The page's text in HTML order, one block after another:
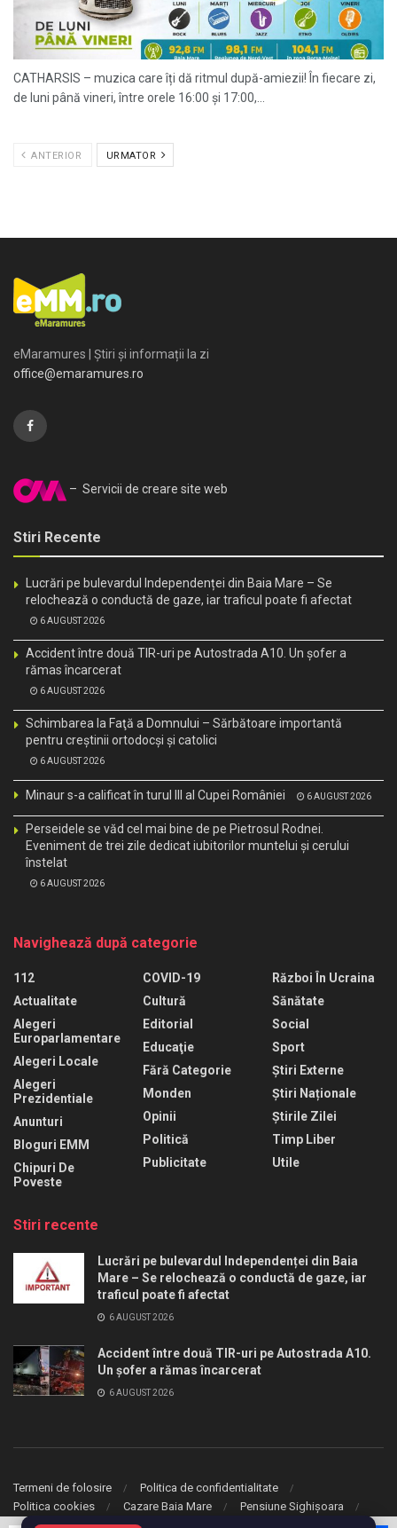
CATHARSIS – muzica care îți dă ritmul după-amiezii! În fiecare zi,
de luni până vineri, între orele 16:00 și 17:00,...
ANTERIOR URMATOR
eMaramures | Știri și informații la zi
office@emaramures.ro
– Servicii de creare site web
Stiri Recente
Lucrări pe bulevardul Independenței din Baia Mare – Se
relochează o conductă de gaze, iar traficul poate fi afectat
6 AUGUST 2026
Accident între două TIR-uri pe Autostrada A10. Un șofer a
rămas încarcerat
6 AUGUST 2026
Schimbarea la Faţă a Domnului – Sărbătoare importantă
pentru creştinii ortodocşi şi catolici
6 AUGUST 2026
Minaur s-a calificat în turul III al Cupei României 6 AUGUST 2026
Perseidele se văd cel mai bine de pe Pietrosul Rodnei.
Eveniment de trei zile dedicat iubitorilor muntelui și cerului
înstelat
6 AUGUST 2026
Navighează după categorie
112
Actualitate
Alegeri
Europarlamentare
Alegeri Locale
Alegeri
Prezidentiale
Anunturi
Bloguri EMM
Chipuri De
Poveste
COVID-19
Cultură
Editorial
Educaţie
Fără Categorie
Monden
Opinii
Politică
Publicitate
Război În Ucraina
Sănătate
Social
Sport
Știri Externe
Știri Naționale
Știrile Zilei
Timp Liber
Utile
Stiri recente
Lucrări pe bulevardul Independenței din Baia
Mare – Se relochează o conductă de gaze, iar
traficul poate fi afectat
6 AUGUST 2026
Accident între două TIR-uri pe Autostrada A10.
Un șofer a rămas încarcerat
6 AUGUST 2026
Termeni de folosire
Politica de confidentialitate
Politica cookies
Cazare Baia Mare Pensiune Sighișoara